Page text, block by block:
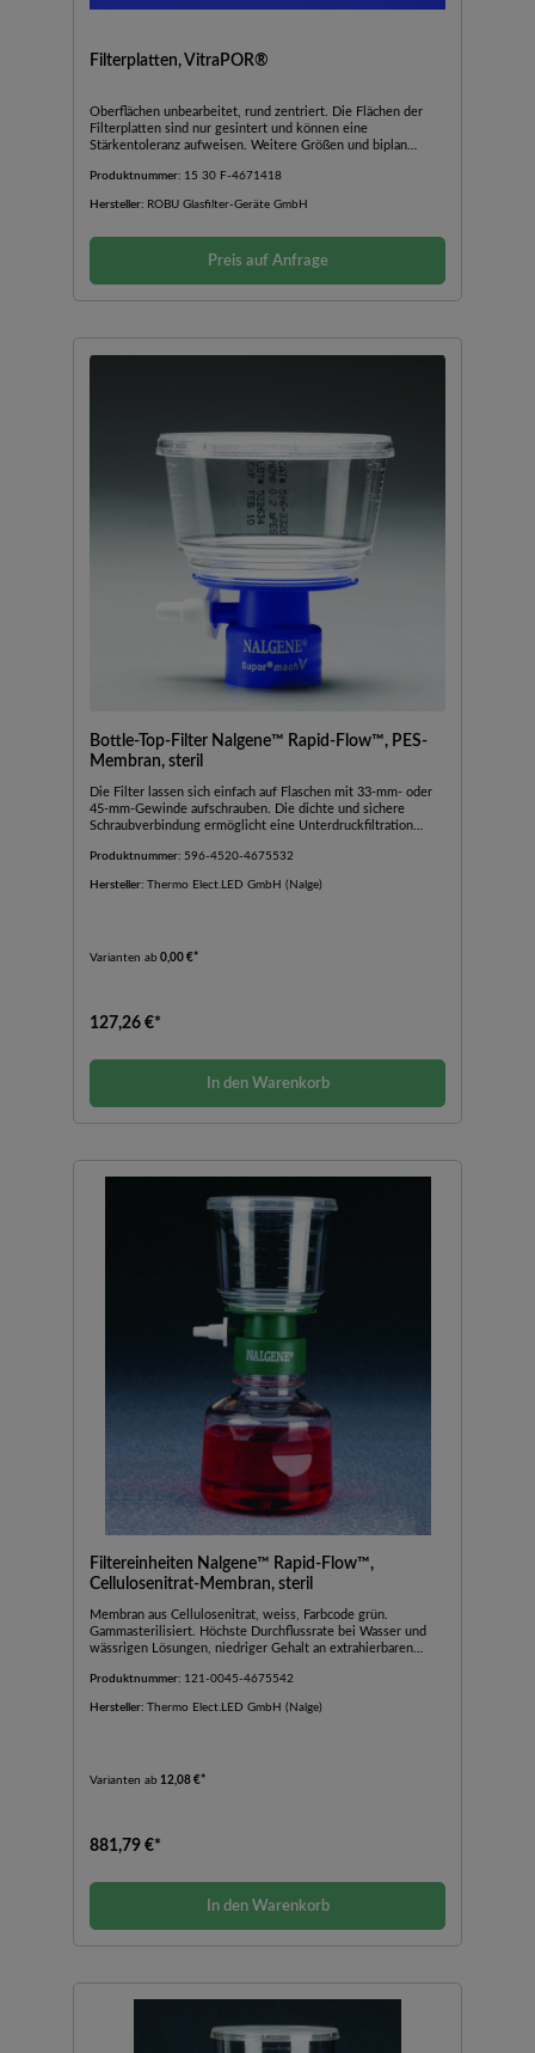
Filterplatten, VitraPOR®
Oberflächen unbearbeitet, rund zentriert. Die Flächen der
Filterplatten sind nur gesintert und können eine
Stärkentoleranz aufweisen. Weitere Größen und biplan
Produktnummer: 15 30 F-4671418
Hersteller: ROBU Glasfilter-Geräte GmbH
Preis auf Anfrage
Bottle-Top-Filter Nalgene™ Rapid-Flow™, PES-
Membran, steril
Die Filter lassen sich einfach auf Flaschen mit 33-mm- oder
45-mm-Gewinde aufschrauben. Die dichte und sichere
Schraubverbindung ermöglicht eine Unterdruckfiltration
seitlicher Schnellanschluss-Schlauchadapter und Graduierung.
pyrogenfrei und nicht-zytotoxisch ist. Chargen- und
Produktnummer: 596-4520-4675532
Hersteller: Thermo Elect.LED GmbH (Nalge)
Varianten ab 0,00 €*
127,26 €*
In den Warenkorb
Filtereinheiten Nalgene™ Rapid-Flow™,
Cellulosenitrat-Membran, steril
Membran aus Cellulosenitrat, weiss, Farbcode grün.
Gammasterilisiert. Höchste Durchflussrate bei Wasser und
wässrigen Lösungen, niedriger Gehalt an extrahierbaren
Membrantyp, Porengröße und Verfallsdatum sind zur
Filtereinheit aufgedruckt.
Produktnummer: 121-0045-4675542
Hersteller: Thermo Elect.LED GmbH (Nalge)
Varianten ab 12,08 €*
881,79 €*
In den Warenkorb